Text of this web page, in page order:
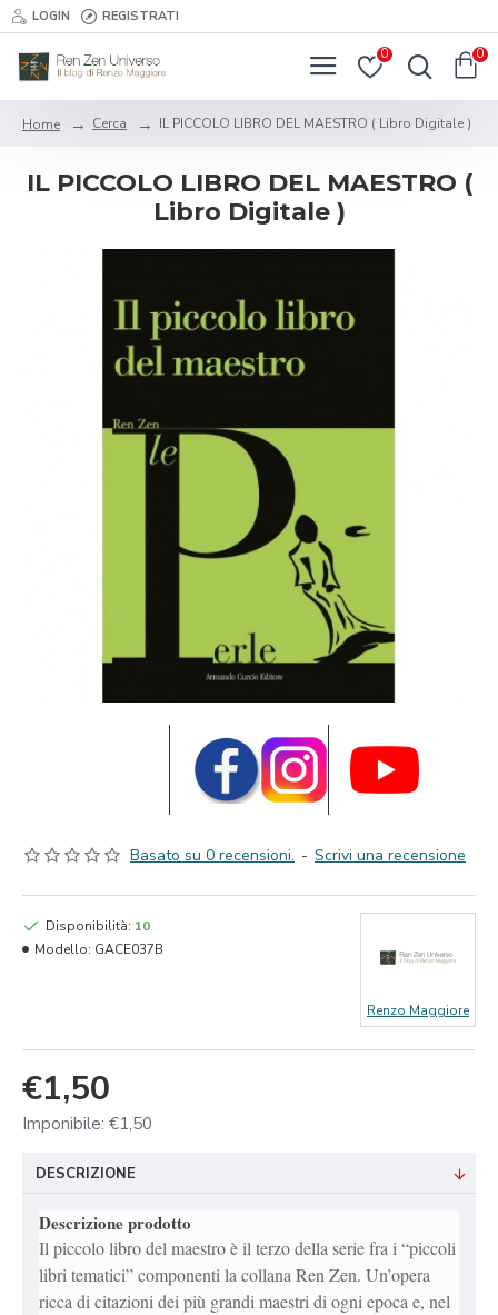
LOGIN REGISTRATI
0 0
Home Cerca IL PICCOLO LIBRO DEL MAESTRO ( Libro Digitale )
IL PICCOLO LIBRO DEL MAESTRO (
Libro Digitale )
Basato su 0 recensioni. - Scrivi una recensione
€1,50
Imponibile: €1,50
Disponibilità: 10
Modello: GACE037B
Renzo Maggiore
DESCRIZIONE
Descrizione prodotto
Il piccolo libro del maestro è il terzo della serie fra i “piccoli
libri tematici” componenti la collana Ren Zen. Un’opera
ricca di citazioni dei più grandi maestri di ogni epoca e, nel